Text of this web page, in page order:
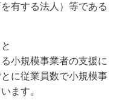
有する法人）等である
小規模事業者の支援に
に従業員数で小規模事
ます。